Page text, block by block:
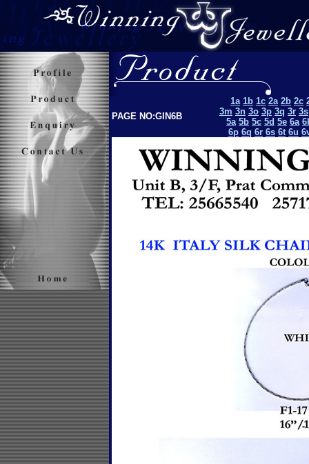
PAGE NO:GIN6B
1a 1b 1c 2a 2b 2c
3m 3n 3o 3p 3q 3r 3s
5a 5b 5c 5d 5e 6a
6p 6q 6r 6s 6t 6u